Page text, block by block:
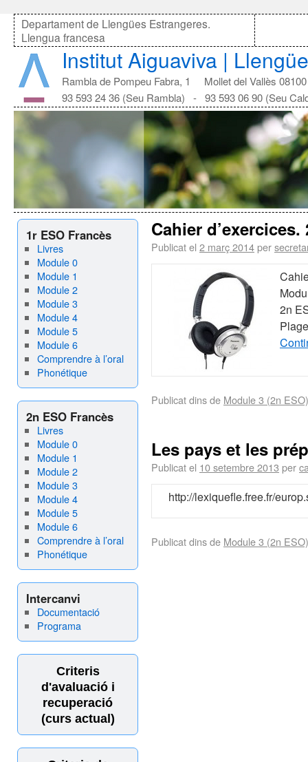
Departament de Llengües Estrangeres.
Llengua francesa
Institut Aiguaviva |
Rambla de Pompeu Fabra, 1 Mollet del Vallès 08100
93 593 24 36 (Seu Rambla) - 93 593 06 90 (Seu
1r ESO Francès
Livres
Module 0
Module 1
Module 2
Module 3
Module 4
Module 5
Module 6
Comprendre à l’oral
Phonétique
2n ESO Francès
Livres
Module 0
Module 1
Module 2
Module 3
Module 4
Module 5
Module 6
Comprendre à l’oral
Phonétique
Intercanvi
Documentació
Programa
Criteris
d'avaluació i
recuperació
(curs actual)
Cahier
Publicat el 2 març 2014per
2n
Publicat dins de Module 3 (2n ESO)
Les pays et les
Publicat el 10 setembre 2013 per
http://lexiquefle.free.fr/
Publicat dins de Module 3 (2n ESO)